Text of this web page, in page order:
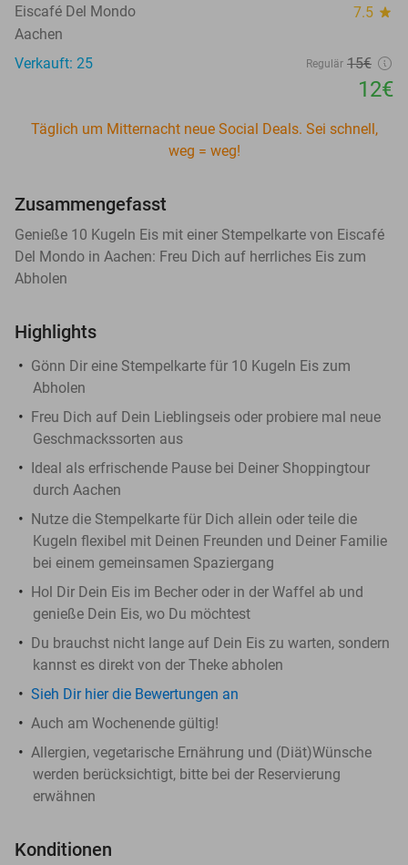
Eiscafé Del Mondo 7.5 star
Aachen
Verkauft: 25
Regulär 15€
12€
Täglich um Mitternacht neue Social Deals. Sei schnell,
weg = weg!
Zusammengefasst
Genieße 10 Kugeln Eis mit einer Stempelkarte von Eiscafé
Del Mondo in Aachen: Freu Dich auf herrliches Eis zum
Abholen
Highlights
Gönn Dir eine Stempelkarte für 10 Kugeln Eis zum
Abholen
Freu Dich auf Dein Lieblingseis oder probiere mal neue
Geschmackssorten aus
Ideal als erfrischende Pause bei Deiner Shoppingtour
durch Aachen
Nutze die Stempelkarte für Dich allein oder teile die
Kugeln flexibel mit Deinen Freunden und Deiner Familie
bei einem gemeinsamen Spaziergang
Hol Dir Dein Eis im Becher oder in der Waffel ab und
genieße Dein Eis, wo Du möchtest
Du brauchst nicht lange auf Dein Eis zu warten, sondern
kannst es direkt von der Theke abholen
Sieh Dir hier die Bewertungen an
Auch am Wochenende gültig!
Allergien, vegetarische Ernährung und (Diät)Wünsche
werden berücksichtigt, bitte bei der Reservierung
erwähnen
Konditionen